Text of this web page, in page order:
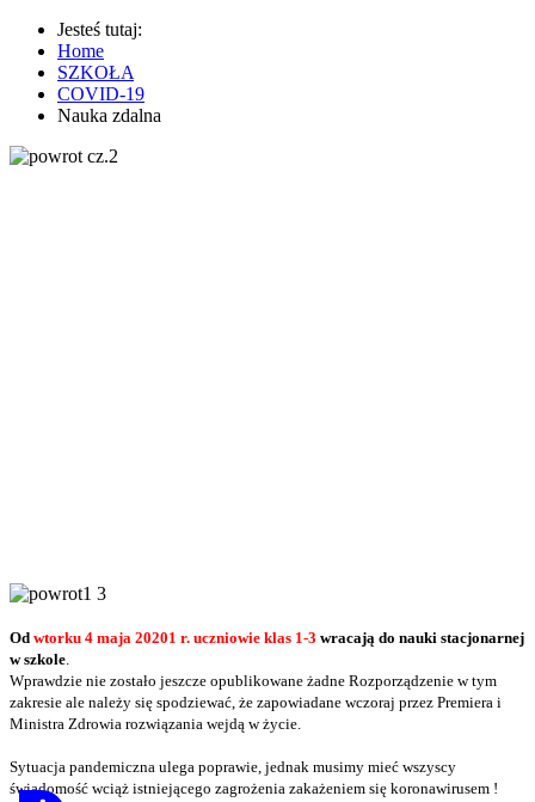
Jesteś tutaj:
Home
SZKOŁA
COVID-19
Nauka zdalna
Od wtorku 4 maja 20201 r. uczniowie klas 1-3 wracają do nauki stacjonarnej
w szkole.
Wprawdzie nie zostało jeszcze opublikowane żadne Rozporządzenie w tym
zakresie ale należy się spodziewać, że zapowiadane wczoraj przez Premiera i
Ministra Zdrowia rozwiązania wejdą w życie.
Sytuacja pandemiczna ulega poprawie, jednak musimy mieć wszyscy
świadomość wciąż istniejącego zagrożenia zakażeniem się koronawirusem !